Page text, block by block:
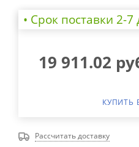
• Cрок поставки 2-
19 911.02
КУПИТЬ
Рассчитать доставку